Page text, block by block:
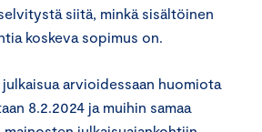
siitä, minkä sisältöinen
koskeva sopimus on.
arvioidessaan huomiota
8.2.2024 ja muihin samaa